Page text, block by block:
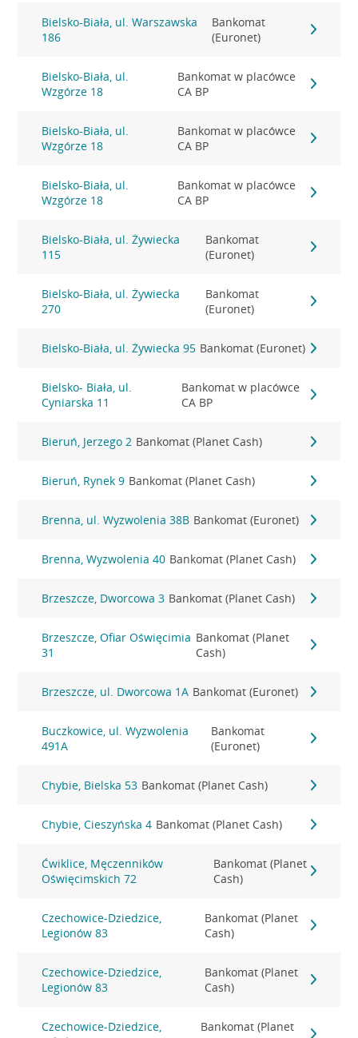
Bielsko-Biała, ul. Warszawska
186
Bankomat
(Euronet)
Bielsko-Biała, ul.
Wzgórze 18
Bankomat w placówce
CA BP
Bielsko-Biała, ul.
Wzgórze 18
Bankomat w placówce
CA BP
Bielsko-Biała, ul.
Wzgórze 18
Bankomat w placówce
CA BP
Bielsko-Biała, ul. Żywiecka
115
Bankomat
(Euronet)
Bielsko-Biała, ul. Żywiecka
270
Bankomat
(Euronet)
Bielsko-Biała, ul. Żywiecka 95 Bankomat (Euronet)
Bielsko- Biała, ul.
Cyniarska 11
Bankomat w placówce
CA BP
Bieruń, Jerzego 2 Bankomat (Planet Cash)
Bieruń, Rynek 9 Bankomat (Planet Cash)
Brenna, ul. Wyzwolenia 38B Bankomat (Euronet)
Brenna, Wyzwolenia 40 Bankomat (Planet Cash)
Brzeszcze, Dworcowa 3 Bankomat (Planet Cash)
Brzeszcze, Ofiar Oświęcimia
31
Bankomat (Planet
Cash)
Brzeszcze, ul. Dworcowa 1A Bankomat (Euronet)
Buczkowice, ul. Wyzwolenia
491A
Bankomat
(Euronet)
Chybie, Bielska 53 Bankomat (Planet Cash)
Chybie, Cieszyńska 4 Bankomat (Planet Cash)
Ćwiklice, Męczenników
Oświęcimskich 72
Bankomat (Planet
Cash)
Czechowice-Dziedzice,
Legionów 83
Bankomat (Planet
Cash)
Czechowice-Dziedzice,
Legionów 83
Bankomat (Planet
Cash)
Czechowice-Dziedzice,
Bankomat (Planet